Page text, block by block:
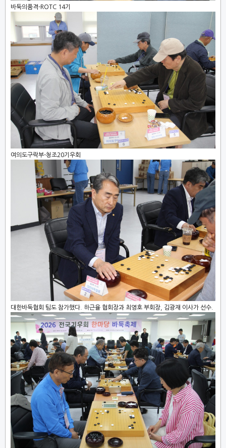
바둑의품격-ROTC 14기
여의도구락부-청조20기우회
대한바둑협회 팀도 참가했다. 하근율 협회장과 최영호 부회장, 김광재 이사가 선수.